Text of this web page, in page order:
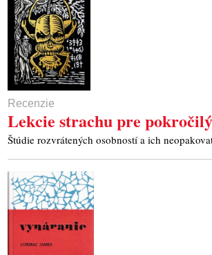
Recenzie
Lekcie strachu pre
Štúdie rozvrátených osobností a ich